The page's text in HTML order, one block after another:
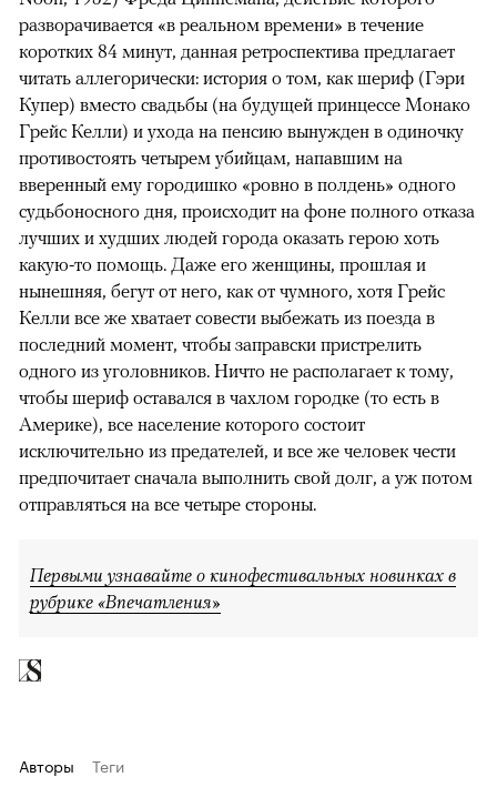
разворачивается «в реальном времени» в течение
коротких 84 минут, данная ретроспектива предлагает
читать аллегорически: история о том, как шериф (Гэри
Купер) вместо свадьбы (на будущей принцессе Монако
Грейс Келли) и ухода на пенсию вынужден в одиночку
противостоять четырем убийцам, напавшим на
вверенный ему городишко «ровно в полдень» одного
судьбоносного дня, происходит на фоне полного отказа
лучших и худших людей города оказать герою хоть
какую-то помощь. Даже его женщины, прошлая и
нынешняя, бегут от него, как от чумного, хотя Грейс
Келли все же хватает совести выбежать из поезда в
последний момент, чтобы заправски пристрелить
одного из уголовников. Ничто не располагает к тому,
чтобы шериф оставался в чахлом городке (то есть в
Америке), все население которого состоит
исключительно из предателей, и все же человек чести
предпочитает сначала выполнить свой долг, а уж потом
отправляться на все четыре стороны.
Первыми узнавайте о кинофестивальных новинках в
рубрике «Впечатления»
Авторы Теги